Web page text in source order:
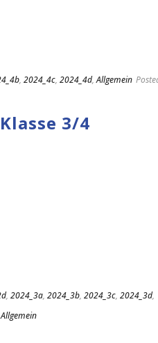
, 2024_4c, 2024_4d,Allgemein
3/4
, 2024_3a, 2024_3b, 2024_3c, 2024_3d,
Allgemein